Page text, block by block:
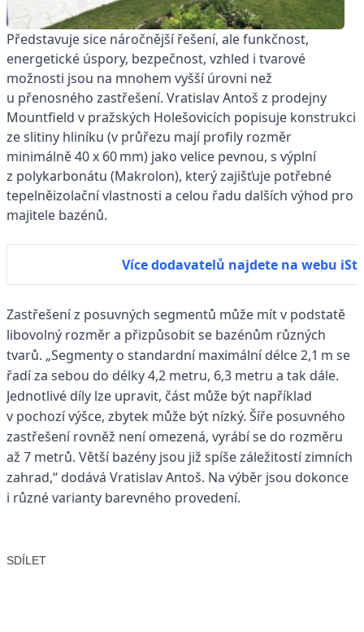
Představuje sice náročnější řešení, ale funkčnost,
energetické úspory, bezpečnost, vzhled i tvarové
možnosti jsou na mnohem vyšší úrovni než
u přenosného zastřešení. Vratislav Antoš z prodejny
Mountfield v pražských Holešovicích popisuje konstrukci
ze slitiny hliníku (v průřezu mají profily rozměr
minimálně 40 x 60 mm) jako velice pevnou, s výplní
z polykarbonátu (Makrolon), který zajišťuje potřebné
tepelněizolační vlastnosti a celou řadu dalších výhod pro
majitele bazénů.
Více dodavatelů najdete na webu
Zastřešení z posuvných segmentů může mít v podstatě
libovolný rozměr a přizpůsobit se bazénům různých
tvarů. „Segmenty o standardní maximální délce 2,1 m se
řadí za sebou do délky 4,2 metru, 6,3 metru a tak dále.
Jednotlivé díly lze upravit, část může být například
v pochozí výšce, zbytek může být nízký. Šíře posuvného
zastřešení rovněž není omezená, vyrábí se do rozměru
až 7 metrů. Větší bazény jsou již spíše záležitostí zimních
zahrad,“ dodává Vratislav Antoš. Na výběr jsou dokonce
i různé varianty barevného provedení.
SDÍLET